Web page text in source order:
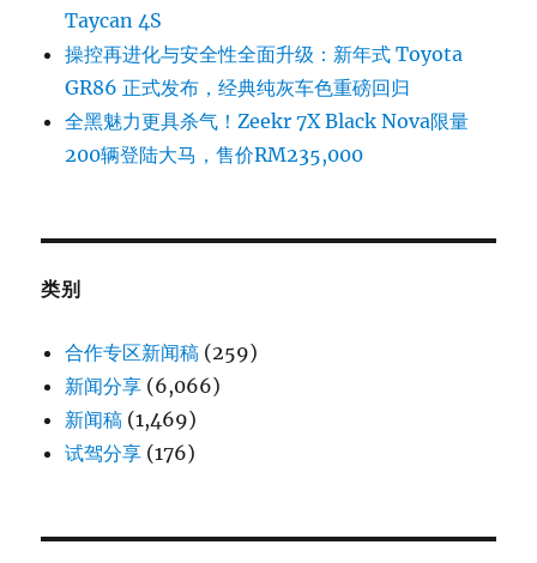
Taycan 4S
操控再进化与安全性全面升级：新年式 Toyota
GR86 正式发布，经典纯灰车色重磅回归
全黑魅力更具杀气！Zeekr 7X Black Nova限量
200辆登陆大马，售价RM235,000
类别
合作专区新闻稿 (259)
新闻分享 (6,066)
新闻稿 (1,469)
试驾分享 (176)